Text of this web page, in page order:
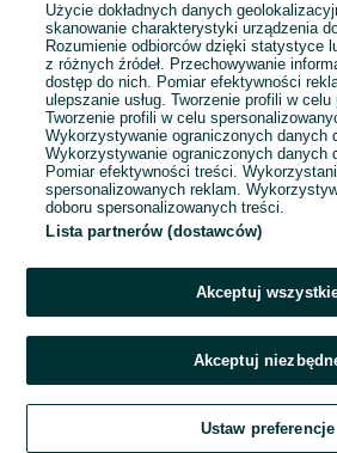
Przejdź na stronę
Użycie dokładnych danych
skanowanie charakterystyki urządzenia
Rozumienie odbiorców dzięki statystyce
z różnych źródeł. Przechowywanie
dostęp do nich. Pomiar efektywności
ulepszanie usług. Tworzenie profili w
Tworzenie profili w celu
Wykorzystywanie ograniczonych danych
Wykorzystywanie ograniczonych danych
Pomiar efektywności treści.
spersonalizowanych reklam.
doboru spersonalizowanych treści.
Lista partnerów (dostawców)
Akceptuj
Akceptuj
Ustaw preferencje